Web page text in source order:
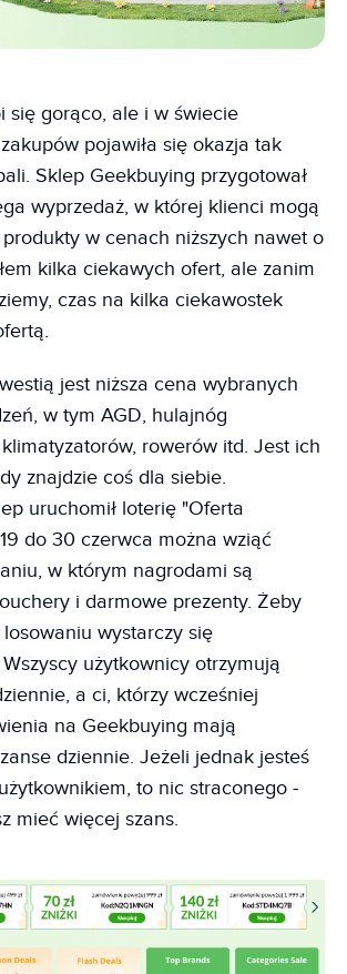
się gorąco, ale i w świecie
pojawiła się okazja tak
Sklep Geekbuying przygotował
wyprzedaż, w której klienci mogą
w cenach niższych nawet o
kilka ciekawych ofert, ale zanim
czas na kilka ciekawostek
jest niższa cena wybranych
w tym AGD, hulajnóg
rowerów itd. Jest ich
znajdzie coś dla siebie.
uruchomił loterię "Oferta
do 30 czerwca można wziąć
w którym nagrodami są
i darmowe prezenty. Żeby
losowaniu wystarczy się
użytkownicy otrzymują
a ci, którzy wcześniej
na Geekbuying mają
dziennie. Jeżeli jednak jesteś
to nic straconego -
mieć więcej szans.